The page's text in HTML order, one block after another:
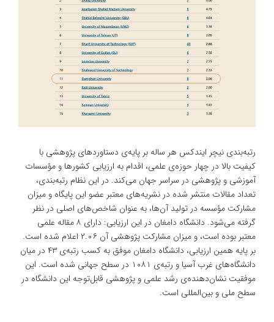
رتبه‌بندی نیچر ایندکس هر ساله بر پایه‌ی دستاوردهای پژوهشی با
کیفیت بالا در چهار حوزه‌ی علمی، اقدام به ارزیابی کشورها و مؤسسات
آموزشی و پژوهشی در سراسر جهان می‌کند. در این نظام رتبه‌بندی،
تعداد مقالات منتشر شده در نشریه‌های معتبر عضو این پایگاه و میزان
مشارکت مؤسسه در تولید آن‌ها، به عنوان شاخص‌های اصلی در نظر
گرفته می‌شود. دانشگاه دامغان در این ارزیابی: دارای ۸ مقاله علمی
معتبر بوده است، و میزان مشارکت پژوهشی آن ۲.۰۶ اعلام شده است.
بر پایه همین ارزیابی، دانشگاه دامغان موفق به کسب رتبه‌ی ۴۳ در میان
دانشگاه‌های غرب آسیا و رتبه‌ی ۱۰۸۱ در سطح جهانی شده است. این
موفقیت نشان‌دهنده‌ی رشد علمی و پژوهشی قابل‌توجه این دانشگاه در
سطح ملی و بین‌المللی است.